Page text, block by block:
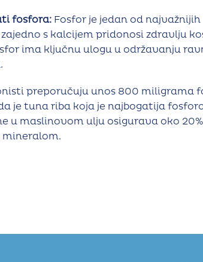
fosfora: Fosfor je jedan od
s kalcijem pridonosi zdravlju
ima ključnu ulogu u održavanju
preporučuju unos 800 miligrama
je tuna riba koja je najbogatija
u maslinovom ulju osigurava oko
mineralom.